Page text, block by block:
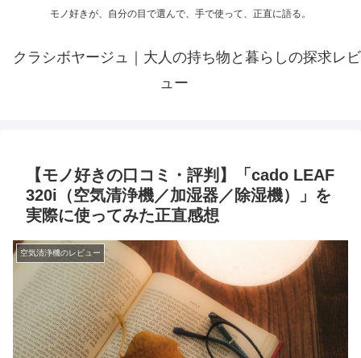
モノ好きが、自分の目で選んで、手で使って、正直に語る。
クラシボヤージュ｜大人の持ち物と暮らしの探求レビ
ュー
【モノ好きの口コミ・評判】「cado LEAF
320i（空気清浄機／加湿器／除湿機）」を
実際に使ってみた正直感想
空気清浄機のレビュー